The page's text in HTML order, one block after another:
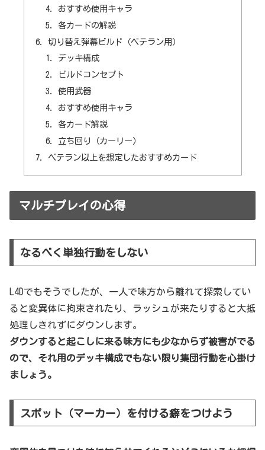
おすすめ使用キャラ
各カードの解説
切り替え弾幕ビルド（ベテラン用）
デッキ構成
ビルドコンセプト
使用武器
おすすめ使用キャラ
各カード解説
立ち回り（カーリー）
ベテラン以上を想定したおすすめカード
マルチプレイの心得
なるべく単独行動をしない
L4Dでもそうでしたが、一人で味方から離れて探索してい
ると変異体に拘束されたり、ラッシュが来たりすると大抵
処理しきれずにダウンします。
ダウンすると起こしに来る味方にも少なからず被害がでる
ので、それ用のデッキ構成でもない限り集団行動を心掛け
ましょう。
スポット（マーカー）を付ける癖をつけよう